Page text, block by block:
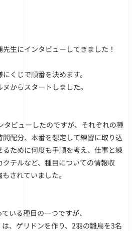
生にインタビューしてきました！
くじで順番を決めます。
からスタートしました。
タビューしたのですが、それぞれの種
配分、本番を想定して練習に取り込
ために何度も手順を考え、仕事と練
テルなど、種目についての情報収
されていました。
いる種目の一つですが、
は、ゲリドンを作り、2羽の雛鳥を3名